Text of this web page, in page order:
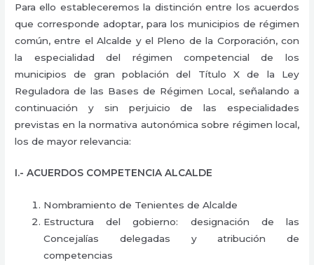
Para ello estableceremos la distinción entre los acuerdos
que corresponde adoptar, para los municipios de régimen
común, entre el Alcalde y el Pleno de la Corporación, con
la especialidad del régimen competencial de los
municipios de gran población del Título X de la Ley
Reguladora de las Bases de Régimen Local, señalando a
continuación y sin perjuicio de las especialidades
previstas en la normativa autonómica sobre régimen local,
los de mayor relevancia:
I.- ACUERDOS COMPETENCIA ALCALDE
Nombramiento de Tenientes de Alcalde
Estructura del gobierno: designación de las
Concejalías delegadas y atribución de
competencias